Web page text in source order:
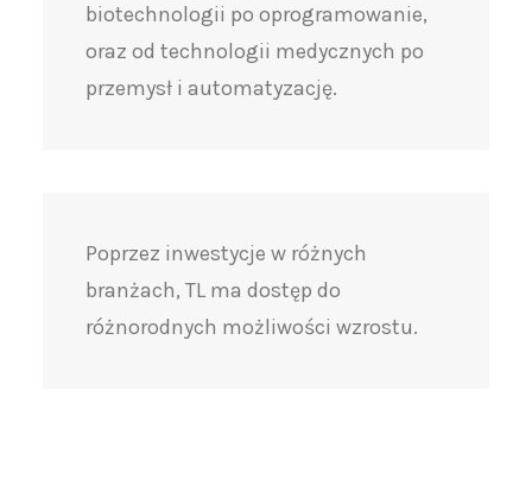
biotechnologii po oprogramowanie,
oraz od technologii medycznych po
przemysł i automatyzację.
Poprzez inwestycje w różnych
branżach, TL ma dostęp do
różnorodnych możliwości wzrostu.